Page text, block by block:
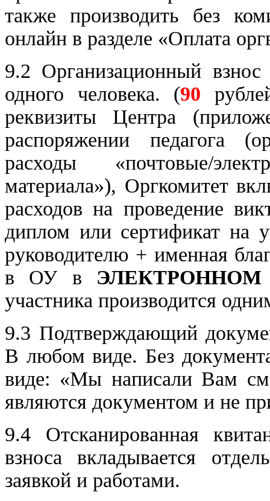
также производить без
онлайн в разделе «Оплата
9.2 Организационный взнос
одного человека. (90
реквизиты Центра
распоряжении педагога
расходы «почтовые/
материала»), Оргкомитет
расходов на проведение
диплом или сертификат на
руководителю + именная
в ОУ в
участника производится
9.3 Подтверждающий
В любом виде. Без
виде: «Мы написали Вам
являются документом и не
9.4 Отсканированная
взноса вкладывается
заявкой и работами.